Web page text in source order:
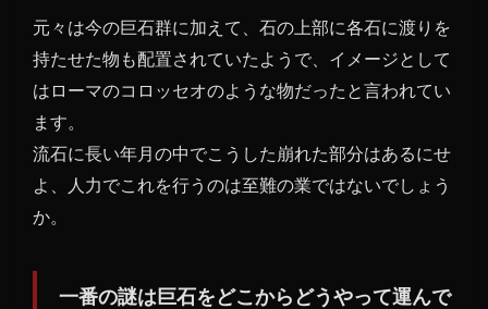
元々は今の巨石群に加えて、石の上部に各石に渡りを
持たせた物も配置されていたようで、イメージとして
はローマのコロッセオのような物だったと言われてい
ます。
流石に長い年月の中でこうした崩れた部分はあるにせ
よ、人力でこれを行うのは至難の業ではないでしょう
か。
一番の謎は巨石をどこからどうやって運んで